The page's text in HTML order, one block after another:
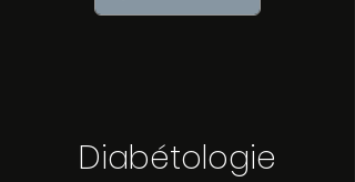
Diabétologie